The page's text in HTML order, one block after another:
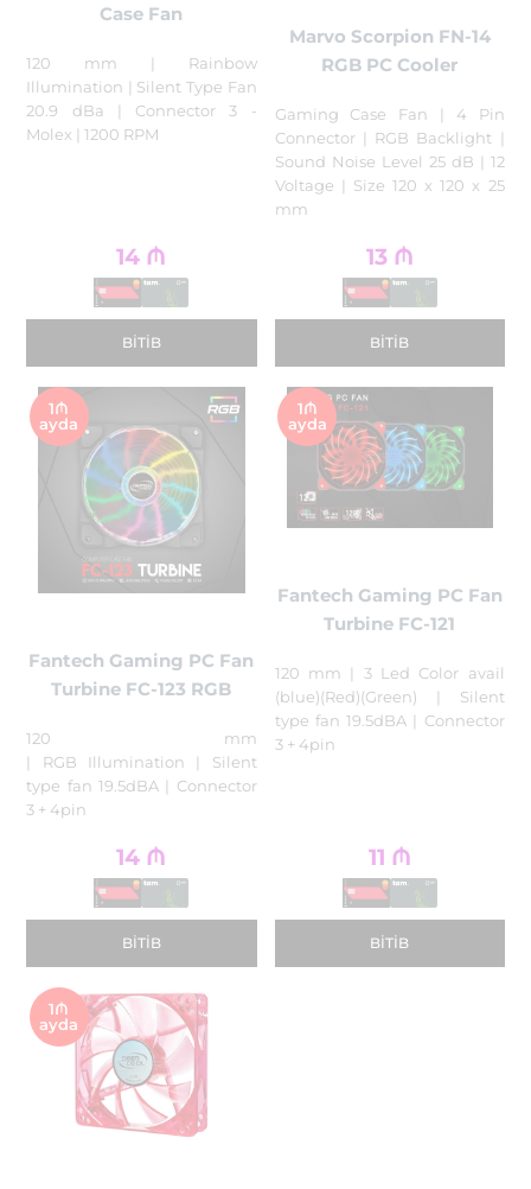
Case Fan
120 mm | Rainbow
Illumination | Silent Type Fan
20.9 dBa | Connector 3 -
Molex | 1200 RPM
14 ₼
BITIB
Marvo Scorpion FN-14
RGB PC Cooler
Gaming Case Fan | 4 Pin
Connector | RGB Backlight |
Sound Noise Level 25 dB | 12
Voltage | Size 120 x 120 x 25
mm
13 ₼
BITIB
1₼
ayda
Fantech Gaming PC Fan
Turbine FC-123 RGB
120 mm
| RGB Illumination | Silent
type fan 19.5dBA | Connector
3 + 4pin
14 ₼
BITIB
1₼
ayda
Fantech Gaming PC Fan
Turbine FC-121
120 mm | 3 Led Color avail
(blue)(Red)(Green) | Silent
type fan 19.5dBA | Connector
3 + 4pin
11 ₼
BITIB
1₼
ayda